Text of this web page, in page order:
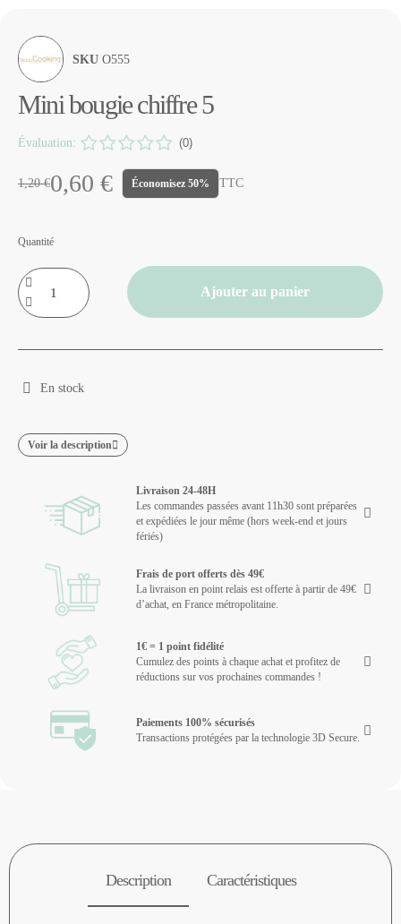
SKU O555
Mini bougie chiffre 5
Évaluation: (0)
1,20 €0,60 € Économisez 50% TTC
Quantité
Ajouter au panier
En stock
Voir la description
Livraison 24-48H
Les commandes passées avant 11h30 sont préparées
et expédiées le jour même (hors week-end et jours
fériés)
Frais de port offerts dès 49€
La livraison en point relais est offerte à partir de 49€
d’achat, en France métropolitaine.
1€ = 1 point fidélité
Cumulez des points à chaque achat et profitez de
réductions sur vos prochaines commandes !
Paiements 100% sécurisés
Transactions protégées par la technologie 3D Secure.
Description Caractéristiques